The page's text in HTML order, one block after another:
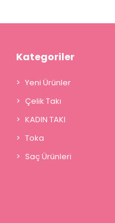
Kategoriler
Yeni Ürünler
Çelik Takı
KADIN TAKI
Toka
Saç Ürünleri